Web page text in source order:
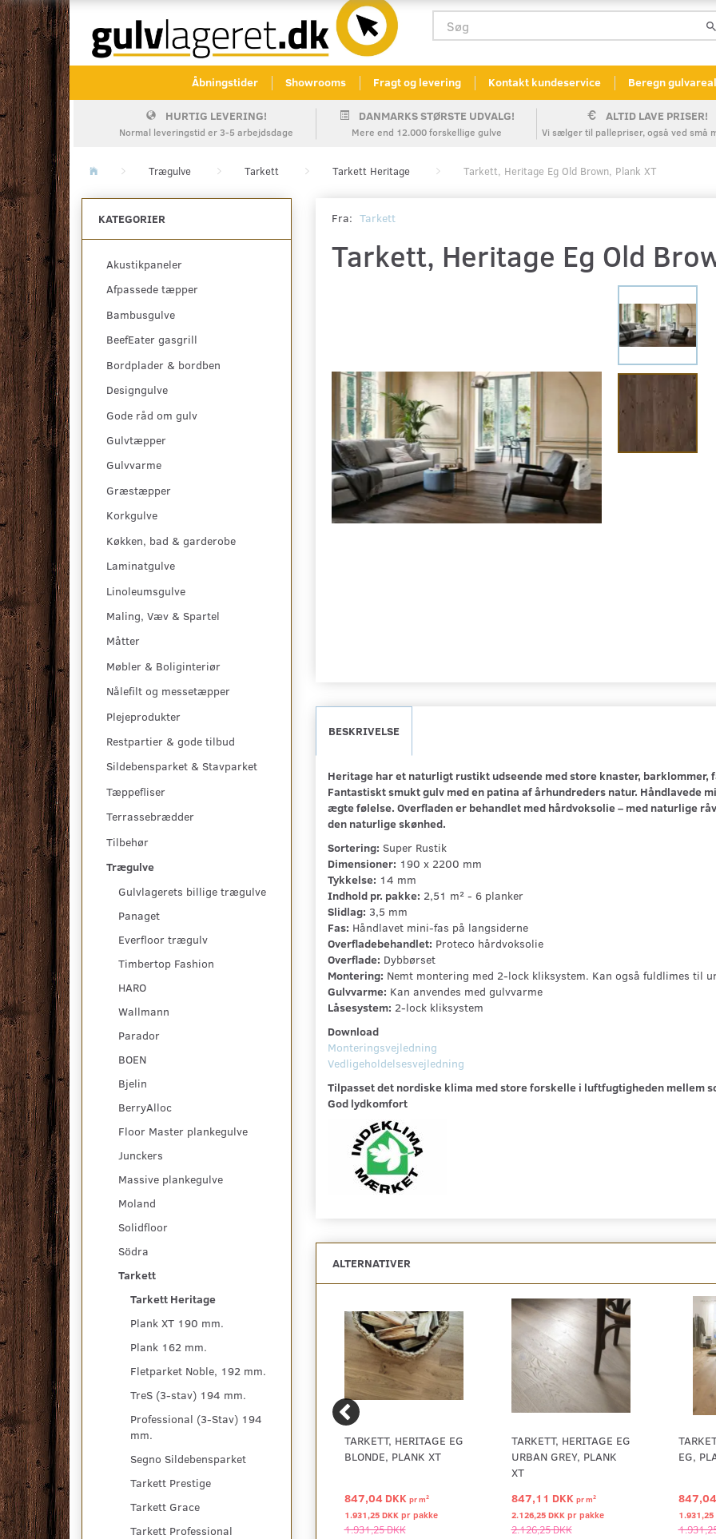
Åbningstider Showrooms Fragt og levering Kontakt kundeservice Beregn gulvareal
HURTIG LEVERING!
Normal leveringstid er 3-5 arbejdsdage
DANMARKS STØRSTE UDVALG!
Mere end 12.000 forskellige gulve
ALTID LAVE PRISER!
Vi sælger til pallepriser, også ved små
Trægulve Tarkett Tarkett Heritage Tarkett, Heritage Eg Old Brown, Plank XT
KATEGORIER
Akustikpaneler
Afpassede tæpper
Bambusgulve
BeefEater gasgrill
Bordplader & bordben
Designgulve
Gode råd om gulv
Gulvtæpper
Gulvvarme
Græstæpper
Korkgulve
Køkken, bad & garderobe
Laminatgulve
Linoleumsgulve
Maling, Væv & Spartel
Måtter
Møbler & Boliginteriør
Nålefilt og messetæpper
Plejeprodukter
Restpartier & gode tilbud
Sildebensparket & Stavparket
Tæppefliser
Terrassebrædder
Tilbehør
Trægulve
Gulvlagerets billige trægulve
Panaget
Everfloor trægulv
Timbertop Fashion
HARO
Wallmann
Parador
BOEN
Bjelin
BerryAlloc
Floor Master plankegulve
Junckers
Massive plankegulve
Moland
Solidfloor
Södra
Tarkett
Tarkett Heritage
Plank XT 190 mm.
Plank 162 mm.
Fletparket Noble, 192 mm.
TreS (3-stav) 194 mm.
Professional (3-Stav) 194
mm.
Segno Sildebensparket
Tarkett Prestige
Tarkett Grace
Tarkett Professional
Fra: Tarkett
Tarkett, Heritage Eg Old
BESKRIVELSE
Heritage har et naturligt rustikt udseende med store knaster,
Fantastiskt smukt gulv med en patina af århundreders natur.
ægte følelse. Overfladen er behandlet med hårdvoksolie – med naturlige
den naturlige skønhed.
Sortering: Super Rustik
Dimensioner: 190 x 2200 mm
Tykkelse: 14 mm
Indhold pr. pakke: 2,51 m² - 6 planker
Slidlag: 3,5 mm
Fas: Håndlavet mini-fas på langsiderne
Overfladebehandlet: Proteco hårdvoksolie
Overflade: Dybbørset
Montering: Nemt montering med 2-lock kliksystem. Kan også fuldlimes til
Gulvvarme: Kan anvendes med gulvvarme
Låsesystem: 2-lock kliksystem
Download
Monteringsvejledning
Vedligeholdelsesvejledning
Tilpasset det nordiske klima med store forskelle i luftfugtigheden mellem
God lydkomfort
ALTERNATIVER
TARKETT, HERITAGE
EG, 2200 MM., PLANK
XT
847,11 DKK
2.126,25 DKK pr
2.126,25 DKK
LIME STONE, PLANK XT
2.126,25 DKK pr
2.126,25 DKK
TARKETT, HERITAGE EG
BLONDE, PLANK XT
847,04 DKK prm2
1.931,25 DKK pr pakke
1.931,25 DKK
TARKETT, HERITAGE EG
URBAN GREY, PLANK
XT
847,11 DKK prm2
2.126,25 DKK pr pakke
2.126,25 DKK
EG,